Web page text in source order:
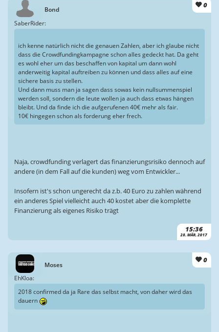
Bond 0
15:36
28. MÄR. 2017
SaberRider:
ich kenne natürlich nicht die genauen Zahlen, aber ich glaube nicht
dass die Crowdfundingkampagne schon alles gedeckt hat. Da geht
es wohl eher um das beschaffen von kapital um dann wohl
anderweitig kapital auftreiben zu können und dass alles auf eine
sichere basis zu stellen.
Und dann muss man ja sagen dass sowas kein nullsummenspiel
werden soll, sondern die leute wollen ja auch dass etwas hängen
bleibt. Und da finde ich die aufgerufenen 40€ mehr als fair.
10€ hingegen schon als forderung eher frech.
Naja, crowdfunding verlagert das finanzierungsrisiko dennoch auf
andere (in dem Fall auf die kunden) weg vom Entwickler...
Insofern ist's schon ungerecht da z.b. 40 Euro zu zahlen während
ein anderes Spiel vielleicht auch 40 kostet aber die komplette
Finanzierung als eigenes Risiko trägt
Moses
0
EhKloa:
2018 confirmed da ja Rare das selbst macht, von daher wird das
dauern